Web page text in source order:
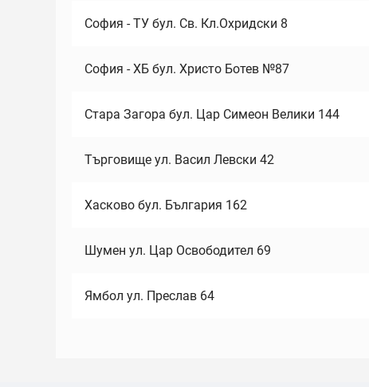
София - ТУ бул. Св. Кл.Охридски 8
София - ХБ бул. Христо Ботев №87
Стара Загора бул. Цар Симеон Велики 144
Търговище ул. Васил Левски 42
Хасково бул. България 162
Шумен ул. Цар Освободител 69
Ямбол ул. Преслав 64